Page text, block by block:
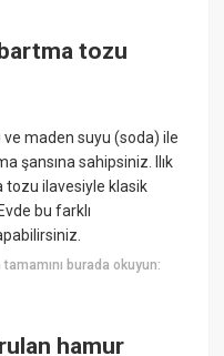
tozu
maden suyu (soda) ile
şansına sahipsiniz. Ilık
tozu ilavesiyle klasik
bu farklı
tamamını burada okuyun:
hamur